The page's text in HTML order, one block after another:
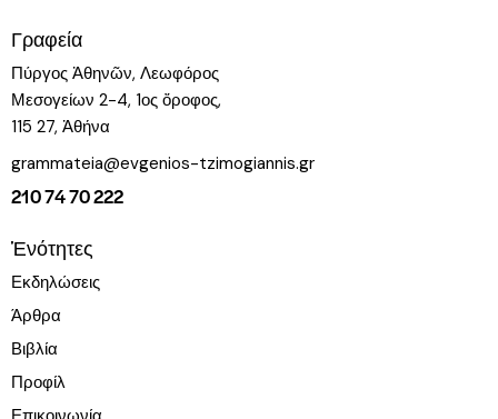
Γραφεία
Πύργος Ἀθηνῶν, Λεωφόρος
Μεσογείων 2-4, 1ος ὄροφος,
115 27, Ἀθήνα
grammateia@evgenios-tzimogiannis.gr
210 74 70 222
Ἑνότητες
Εκδηλώσεις
Άρθρα
Βιβλία
Προφίλ